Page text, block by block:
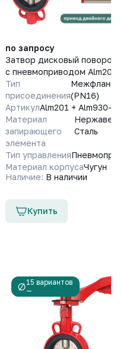
по запросу
Затвор дисковый
с пневмоприводом Alm201
Тип
присоединения(PN16)
АртикулAlm201 + Alm930-DA
Материал
запирающего
элемента
Сталь
Тип управления
Материал корпусаЧугун
Наличие: В наличии
Купить
15 вариантов
—